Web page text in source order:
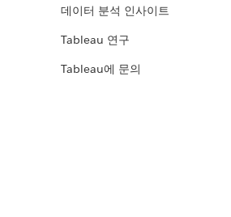
데이터 분석 인사이트
Tableau 연구
Tableau에 문의